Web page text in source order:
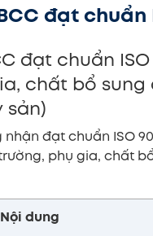
đạt chuẩn
chuẩn ISO
chất bổ
sản)
đạt chuẩn ISO
phụ gia, chất
Nội dung